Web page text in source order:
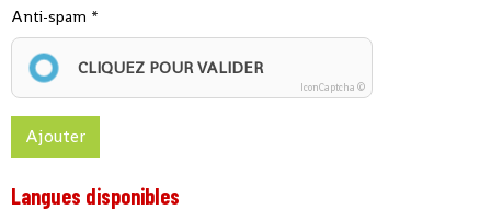
Anti-spam
CLIQUEZ POUR VALIDER
IconCaptcha ©
Ajouter
Langues disponibles